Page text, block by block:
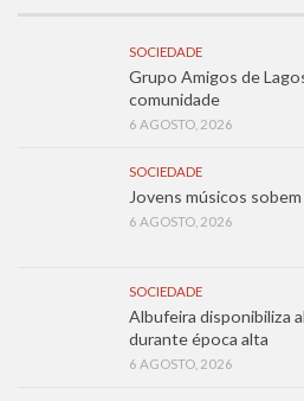
SOCIEDADE
Grupo Amigos de
comunidade
6 AGOSTO, 2026
SOCIEDADE
Jovens músicos
6 AGOSTO, 2026
SOCIEDADE
Albufeira disponibiliza
durante época alta
6 AGOSTO, 2026